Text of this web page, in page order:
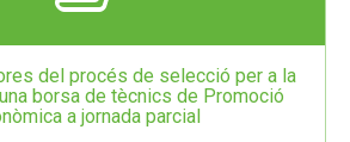
del procés de selecció per a la
borsa de tècnics de Promoció
a jornada parcial